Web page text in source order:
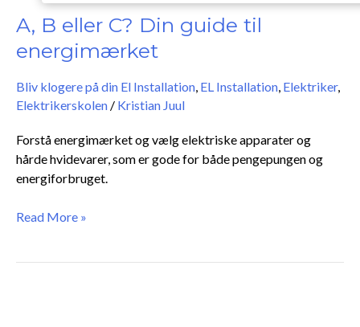
A, B eller C? Din guide til
energimærket
Bliv klogere på din El Installation, EL Installation, Elektriker,
Elektrikerskolen / Kristian Juul
Forstå energimærket og vælg elektriske apparater og
hårde hvidevarer, som er gode for både pengepungen og
energiforbruget.
eller
Din
til
Read More »